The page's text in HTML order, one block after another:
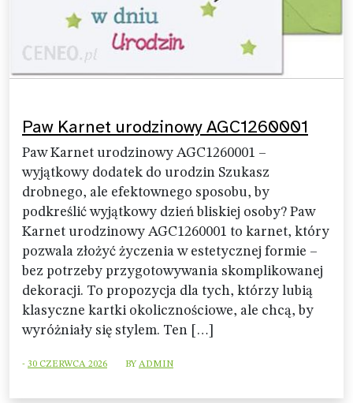
Paw Karnet urodzinowy AGC1260001
Paw Karnet urodzinowy AGC1260001 –
wyjątkowy dodatek do urodzin Szukasz
drobnego, ale efektownego sposobu, by
podkreślić wyjątkowy dzień bliskiej osoby? Paw
Karnet urodzinowy AGC1260001 to karnet, który
pozwala złożyć życzenia w estetycznej formie –
bez potrzeby przygotowywania skomplikowanej
dekoracji. To propozycja dla tych, którzy lubią
klasyczne kartki okolicznościowe, ale chcą, by
wyróżniały się stylem. Ten […]
- 30 CZERWCA 2026 BYADMIN